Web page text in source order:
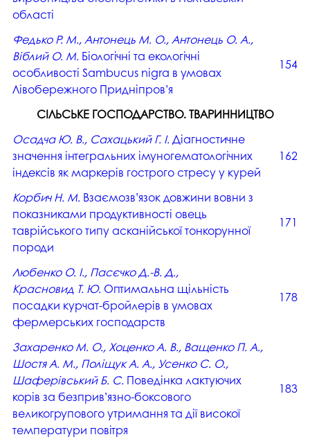
області
Федько Р. М., Антонець М. О., Антонець О. А.,
Віблий О. М. Біологічні та екологічні
особливості Sambucus nigra в умовах
Лівобережного Придніпров’я
154
СІЛЬСЬКЕ ГОСПОДАРСТВО. ТВАРИННИЦТВО
Осадча Ю. В., Сахацький Г. І. Діагностичне
значення інтегральних імуногематологічних
індексів як маркерів гострого стресу у курей
162
Корбич Н. М. Взаємозв’язок довжини вовни з
показниками продуктивності овець
таврійського типу асканійської тонкорунної
породи
171
Любенко О. І., Пасєчко Д.-В. Д.,
Красновид Т. Ю. Оптимальна щільність
посадки курчат-бройлерів в умовах
фермерських господарств
178
Захаренко М. О., Хоценко А. В., Ващенко П. А.,
Шостя А. М., Поліщук А. А., Усенко С. О.,
Шаферівський Б. С. Поведінка лактуючих
корів за безприв’язно-боксового
великогрупового утримання та дії високої
температури повітря
183